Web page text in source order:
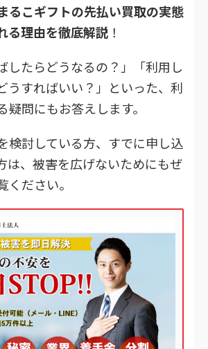
るこギフトの先払い買取の実態
る理由を徹底解説 ！
したらどうなるの？」「利用し
うすればいい？」といった、利
疑問にもお答えします。
検討している方、すでに申し込
は、被害を広げないためにもぜ
ください。